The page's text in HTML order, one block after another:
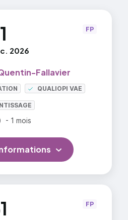
2026
Fallavier
QUALIOPI VAE
Durée totale :
- 1 mois
FP
FP